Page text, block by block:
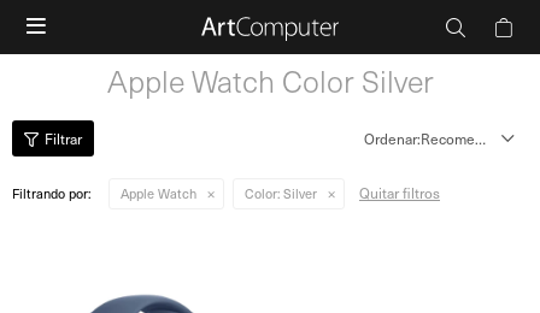

Apple Watch Color Silver
Recomendados
Filtrando por: Apple Watch Color:Silver Quitar filtros